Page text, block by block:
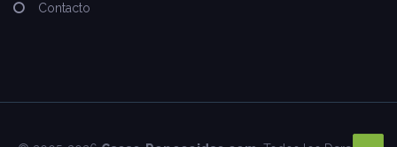
Contacto